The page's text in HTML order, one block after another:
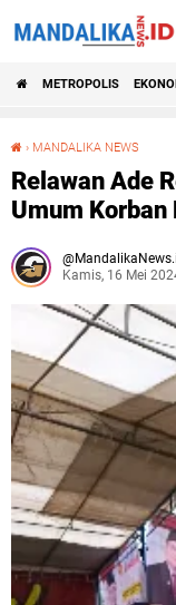
METROPOLIS
› MANDALIKA NEWS
Relawan Ade
Umum Korban
Kamis, 16 Mei